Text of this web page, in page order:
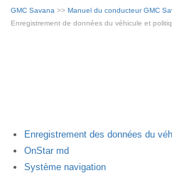
GMC Savana >> Manuel du conducteur GMC
Enregistrement de données du véhicule et
Enregistrement des données du
OnStar md
Système navigation